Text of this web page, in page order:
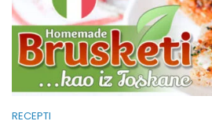
RECEPTI